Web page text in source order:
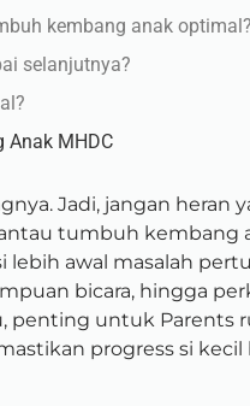
kembang anak optimal?
selanjutnya?
Anak MHDC
Jadi, jangan heran
tumbuh kembang
lebih awal masalah
bicara, hingga
penting untuk Parents
progress si kecil